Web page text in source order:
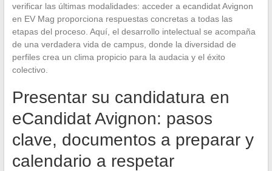
verificar las últimas modalidades: acceder a ecandidat Avignon
en EV Mag proporciona respuestas concretas a todas las
etapas del proceso. Aquí, el desarrollo intelectual se acompaña
de una verdadera vida de campus, donde la diversidad de
perfiles crea un clima propicio para la audacia y el éxito
colectivo.
Presentar su candidatura en
eCandidat Avignon: pasos
clave, documentos a preparar y
calendario a respetar